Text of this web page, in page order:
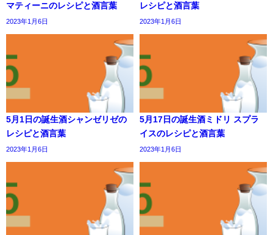
マティーニのレシピと酒言葉
2023年1月6日
レシピと酒言葉
2023年1月6日
5月1日の誕生酒シャンゼリゼの
レシピと酒言葉
2023年1月6日
5月17日の誕生酒ミドリ スプラ
イスのレシピと酒言葉
2023年1月6日